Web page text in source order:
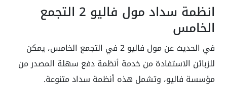
انظمة سداد مول فاليو 2 التجمع
الخامس
في الحديث عن مول فاليو 2 في التجمع الخامس، يمكن
للزبائن الاستفادة من خدمة أنظمة دفع سهلة المصدر من
مؤسسة فاليو، وتشمل هذه أنظمة سداد متنوعة.